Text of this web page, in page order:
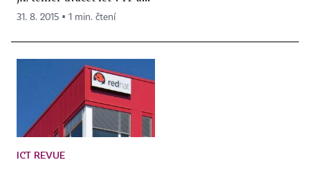
31. 8. 2015 ▪ 1 min. čtení
ICT REVUE